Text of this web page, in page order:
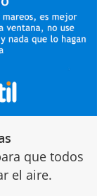
que todos
el aire.